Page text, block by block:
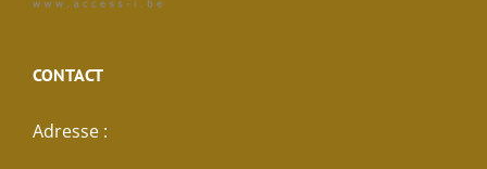
CONTACT
Adresse :